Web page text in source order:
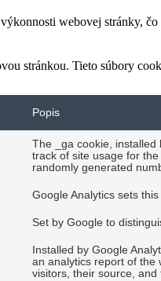
webovej stránky,
stránkou. Tieto súbory
Popis
The _ga cookie, installed
track of site usage for
randomly generated
Google Analytics sets
Set by Google to
Installed by Google
an analytics report of the
visitors, their source, and